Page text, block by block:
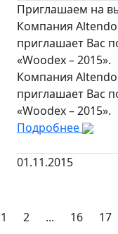
Приглашаем на
Компания
приглашает Вас
«Woodex – 2015».
Компания
приглашает Вас
«Woodex – 2015».
Подробнее
01.11.2015
1 2 ... 16 17